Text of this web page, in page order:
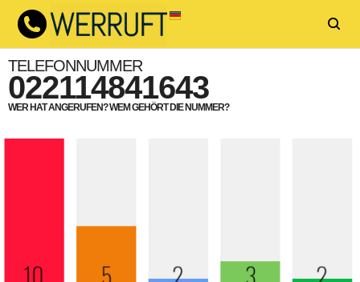
TELEFONNUMMER
022114841643
WER HAT ANGERUFEN? WEM GEHÖRT DIE NUMMER?